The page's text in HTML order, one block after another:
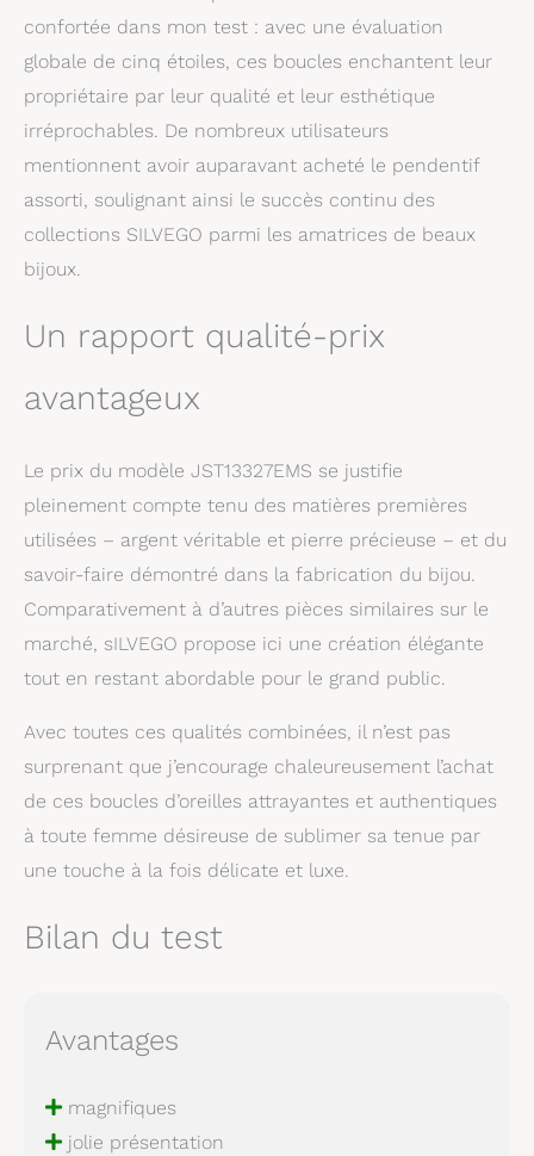
confortée dans mon test : avec une évaluation
globale de cinq étoiles, ces boucles enchantent leur
propriétaire par leur qualité et leur esthétique
irréprochables. De nombreux utilisateurs
mentionnent avoir auparavant acheté le pendentif
assorti, soulignant ainsi le succès continu des
collections SILVEGO parmi les amatrices de beaux
bijoux.
Un rapport qualité-prix
avantageux
Le prix du modèle JST13327EMS se justifie
pleinement compte tenu des matières premières
utilisées – argent véritable et pierre précieuse – et du
savoir-faire démontré dans la fabrication du bijou.
Comparativement à d’autres pièces similaires sur le
marché, sILVEGO propose ici une création élégante
tout en restant abordable pour le grand public.
Avec toutes ces qualités combinées, il n’est pas
surprenant que j’encourage chaleureusement l’achat
de ces boucles d’oreilles attrayantes et authentiques
à toute femme désireuse de sublimer sa tenue par
une touche à la fois délicate et luxe.
Bilan du test
Avantages
magnifiques
jolie présentation